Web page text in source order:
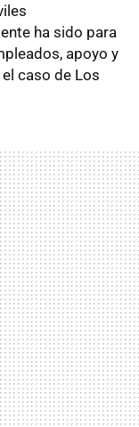
ha sido para
apoyo y
caso de Los